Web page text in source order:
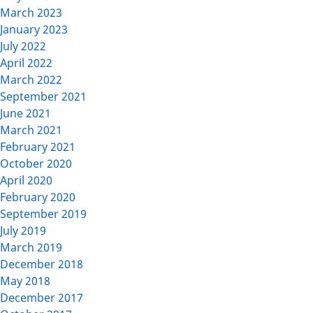
March 2023
January 2023
July 2022
April 2022
March 2022
September 2021
June 2021
March 2021
February 2021
October 2020
April 2020
February 2020
September 2019
July 2019
March 2019
December 2018
May 2018
December 2017